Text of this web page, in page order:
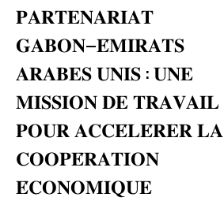
𝐏𝐀𝐑𝐓𝐄𝐍𝐀𝐑𝐈𝐀𝐓
𝐆𝐀𝐁𝐎𝐍–𝐄́𝐌𝐈𝐑𝐀𝐓𝐒
𝐀𝐑𝐀𝐁𝐄𝐒 𝐔𝐍𝐈𝐒 : 𝐔𝐍𝐄
𝐌𝐈𝐒𝐒𝐈𝐎𝐍 𝐃𝐄 𝐓𝐑𝐀𝐕𝐀𝐈𝐋
𝐏𝐎𝐔𝐑 𝐀𝐂𝐂𝐄́𝐋𝐄́𝐑𝐄𝐑 𝐋𝐀
𝐂𝐎𝐎𝐏𝐄́𝐑𝐀𝐓𝐈𝐎𝐍
𝐄́𝐂𝐎𝐍𝐎𝐌𝐈𝐐𝐔𝐄